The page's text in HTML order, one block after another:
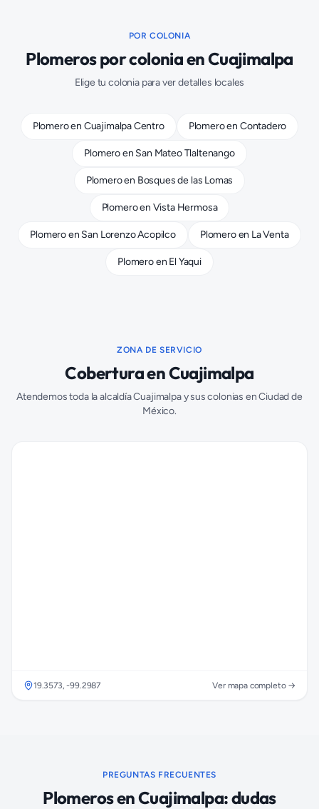
POR COLONIA
Plomerospor colonia enCuajimalpa
Elige tu colonia para ver detalles locales
Plomeroen Cuajimalpa Centro Plomeroen Contadero
Plomeroen San Mateo Tlaltenango
Plomeroen Bosques de las Lomas
Plomeroen Vista Hermosa
Plomeroen San Lorenzo Acopilco Plomeroen La Venta
Plomeroen El Yaqui
ZONA DE SERVICIO
Cobertura enCuajimalpa
Atendemos toda la alcaldíaCuajimalpay sus colonias en Ciudad de
México.
19.3573,-99.2987 Ver mapa completo →
PREGUNTAS FRECUENTES
PlomerosenCuajimalpa: dudas